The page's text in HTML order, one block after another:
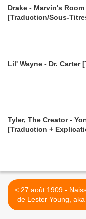
Drake - Marvin's Room
[Traduction/Sous-
Lil' Wayne - Dr. Carter
Tyler, The Creator -
[Traduction +
< 27 août 1909 - Naissance
de Lester Young, aka
President